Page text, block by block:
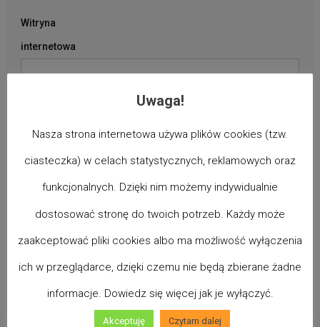
Witryna
internetowa
formularza
zgadzasz się na
przechowywanie i
Uwaga!
Nasza strona internetowa używa plików cookies (tzw.
ciasteczka) w celach statystycznych, reklamowych oraz
funkcjonalnych. Dzięki nim możemy indywidualnie
dostosować stronę do twoich potrzeb. Każdy może
zaakceptować pliki cookies albo ma możliwość wyłączenia
ich w przeglądarce, dzięki czemu nie będą zbierane żadne
informacje. Dowiedz się więcej jak je wyłączyć.
Akceptuję Czytam dalej